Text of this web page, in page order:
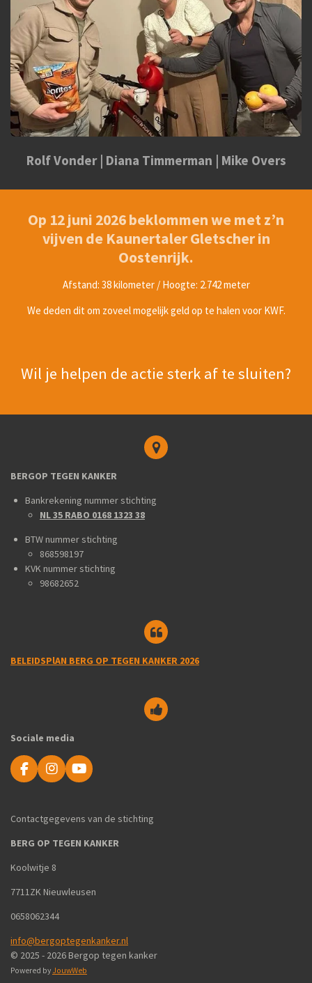
Rolf Vonder | Diana Timmerman | Mike Overs
Op 12 juni 2026 beklommen we met z’n
vijven de Kaunertaler Gletscher in
Oostenrijk.
Afstand: 38 kilometer / Hoogte: 2.742 meter
We deden dit om zoveel mogelijk geld op te halen voor KWF.
Wil je helpen de actie sterk af te sluiten?
BERGOP TEGEN KANKER
Bankrekening nummer stichting
NL 35 RABO 0168 1323 38
BTW nummer stichting
868598197
KVK nummer stichting
98682652
BELEIDSPlAN BERG OP TEGEN KANKER 2026
Sociale media
F
a
b
o
k
I
n
a
a
m
Y
o
u
e
Contactgegevens van de stichting
BERG OP TEGEN KANKER
Koolwitje 8
7711ZK Nieuwleusen
0658062344
info@bergoptegenkanker.nl
© 2025 - 2026 Bergop tegen kanker
Powered by JouwWeb